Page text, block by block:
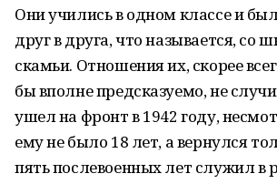
Они учились в одном классе и
друг в друга, что называется, со
скамьи. Отношения их, скорее
бы вполне предсказуемо, не
ушел на фронт в 1942 году,
ему не было 18 лет, а вернулся
пять послевоенных лет служил в